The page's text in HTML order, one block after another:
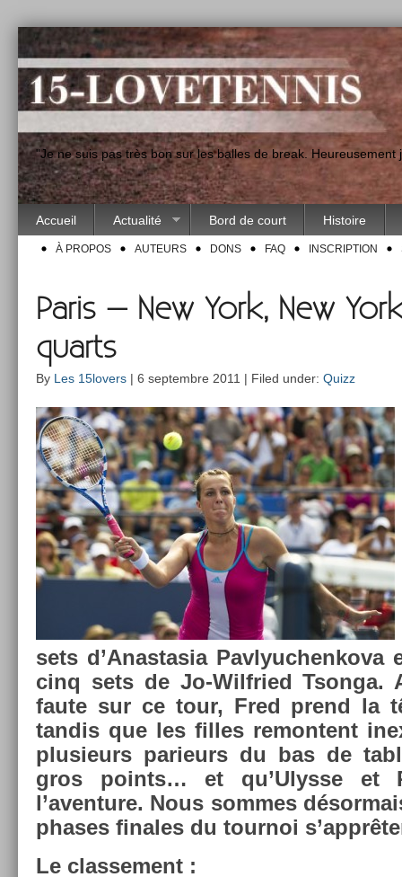
"Je ne suis pas très bon sur les balles de break.
Accueil Actualité Bord de court Histoire
À PROPOS AUTEURS DONS FAQ INSCRIPTION
Paris – New York, New
quarts
By Les 15lovers | 6 septembre 2011 | Filed under: Quizz
sets d’Anas­tasia Pav­lyuc­henkova
cinq sets de Jo-Wilfried Tson­ga.
faute sur ce tour, Fred prend la
tan­dis que les fil­les re­mon­tent
plusieurs parieurs du bas de
gros points… et qu’Ulys­se et
l’aven­ture. Nous som­mes
phases fin­ales du tour­noi
Le clas­se­ment :